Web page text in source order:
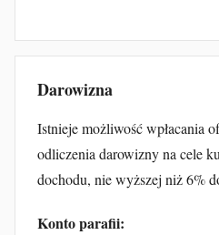
Darowizna
Istnieje możliwość wpłacania
odliczenia darowizny na cele
dochodu, nie wyższej niż 6%
Konto parafii: